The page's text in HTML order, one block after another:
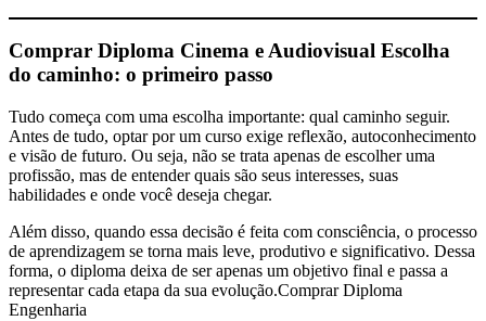
Comprar Diploma Cinema e Audiovisual Escolha
do caminho: o primeiro passo
Tudo começa com uma escolha importante: qual caminho seguir.
Antes de tudo, optar por um curso exige reflexão, autoconhecimento
e visão de futuro. Ou seja, não se trata apenas de escolher uma
profissão, mas de entender quais são seus interesses, suas
habilidades e onde você deseja chegar.
Além disso, quando essa decisão é feita com consciência, o processo
de aprendizagem se torna mais leve, produtivo e significativo. Dessa
forma, o diploma deixa de ser apenas um objetivo final e passa a
representar cada etapa da sua evolução.Comprar Diploma
Engenharia